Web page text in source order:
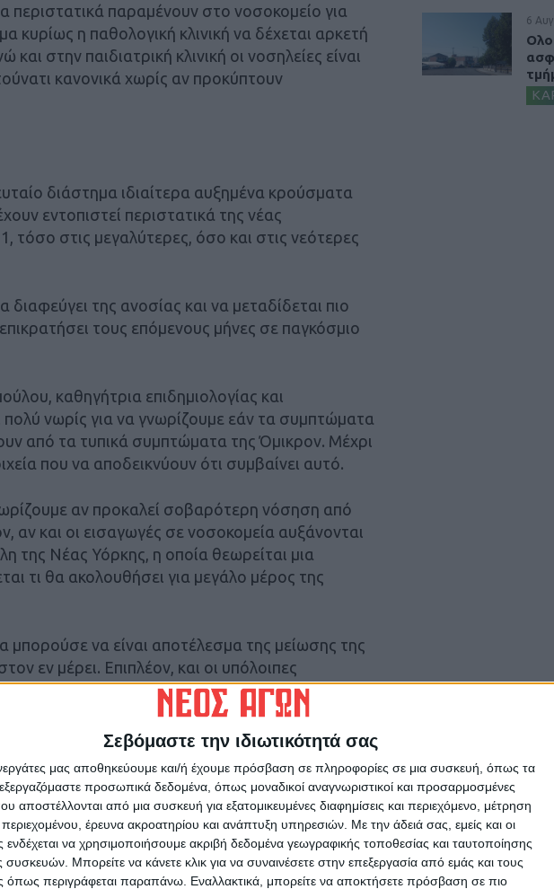
Σεβόμαστε την ιδιωτικότητά σας
μας αποθηκεύουμε και/ή έχουμε πρόσβαση σε πληροφορίες σε μια συσκευή, όπως τα
προσωπικά δεδομένα, όπως μοναδικοί αναγνωριστικοί και προσαρμοσμένες
αποστέλλονται από μια συσκευή για εξατομικευμένες διαφημίσεις και περιεχόμενο, μέτρηση
περιεχομένου, έρευνα ακροατηρίου και ανάπτυξη υπηρεσιών. Με την άδειά σας, εμείς και οι
ενδέχεται να χρησιμοποιήσουμε ακριβή δεδομένα γεωγραφικής τοποθεσίας και ταυτοποίησης
Μπορείτε να κάνετε κλικ για να συναινέσετε στην επεξεργασία από εμάς και τους
όπως περιγράφεται παραπάνω. Εναλλακτικά, μπορείτε να αποκτήσετε πρόσβαση σε πιο
παραμένουν στο νοσοκομείο για
κυρίως η παθολογική κλινική να δέχεται αρκετή
στην παιδιατρική κλινική οι νοσηλείες είναι
κανονικά χωρίς αν προκύπτουν
διάστημα ιδιαίτερα αυξημένα κρούσματα
εντοπιστεί περιστατικά της νέας
τόσο στις μεγαλύτερες, όσο και στις νεότερες
διαφεύγει της ανοσίας και να μεταδίδεται πιο
τους επόμενους μήνες σε παγκόσμιο
καθηγήτρια επιδημιολογίας και
πολύ νωρίς για να γνωρίζουμε εάν τα συμπτώματα
από τα τυπικά συμπτώματα της Όμικρον. Μέχρι
που να αποδεικνύουν ότι συμβαίνει αυτό.
αν προκαλεί σοβαρότερη νόσηση από
αν και οι εισαγωγές σε νοσοκομεία αυξάνονται
της Νέας Υόρκης, η οποία θεωρείται μια
τι θα ακολουθήσει για μεγάλο μέρος της
να είναι αποτέλεσμα της μείωσης της
εν μέρει. Επιπλέον, και οι υπόλοιπες
σε περισσότερες νοσηλείες στις ΗΠΑ, ενώ οι
είναι πρόωρο να απαντηθεί αν η JN.1
τον πονόλαιμο ή μια ενόχληση σαν κνησμό
Συνήθως ακολουθεί η ρινική
συμπτώματα είναι κόπωση, πονοκέφαλος,
6